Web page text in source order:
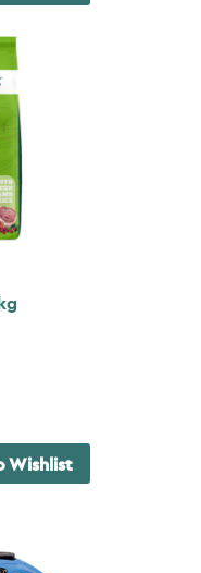
Wishlist